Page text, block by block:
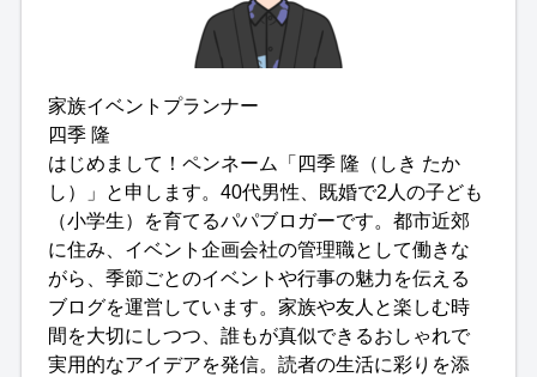
家族イベントプランナー
四季 隆
はじめまして！ペンネーム「四季 隆（しき たか
し）」と申します。40代男性、既婚で2人の子ども
（小学生）を育てるパパブロガーです。都市近郊
に住み、イベント企画会社の管理職として働きな
がら、季節ごとのイベントや行事の魅力を伝える
ブログを運営しています。家族や友人と楽しむ時
間を大切にしつつ、誰もが真似できるおしゃれで
実用的なアイデアを発信。読者の生活に彩りを添